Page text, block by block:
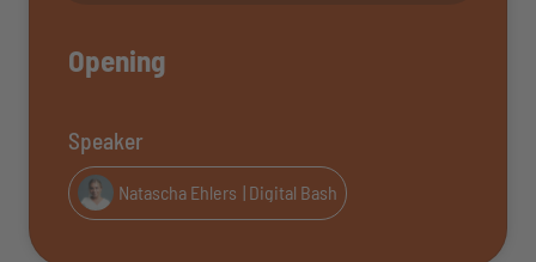
Opening
Speaker
Natascha Ehlers | Digital Bash